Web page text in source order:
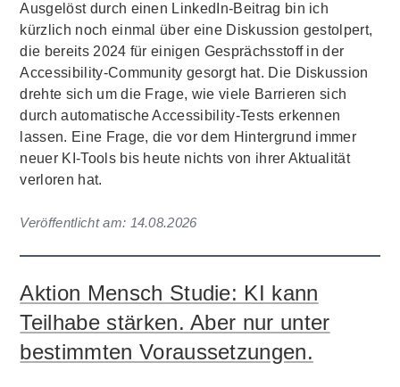
Ausgelöst durch einen LinkedIn-Beitrag bin ich
kürzlich noch einmal über eine Diskussion gestolpert,
die bereits 2024 für einigen Gesprächsstoff in der
Accessibility-Community gesorgt hat. Die Diskussion
drehte sich um die Frage, wie viele Barrieren sich
durch automatische Accessibility-Tests erkennen
lassen. Eine Frage, die vor dem Hintergrund immer
neuer KI-Tools bis heute nichts von ihrer Aktualität
verloren hat.
Veröffentlicht am: 14.08.2026
Aktion Mensch Studie: KI kann
Teilhabe stärken. Aber nur unter
bestimmten Voraussetzungen.